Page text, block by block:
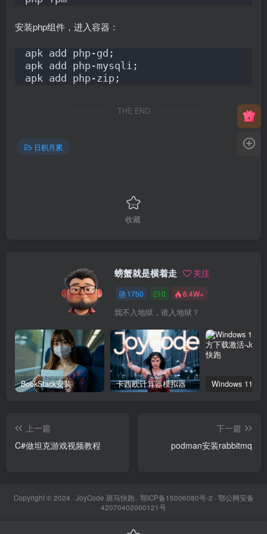
安装php组件，进入容器：
apk add php-gd;
apk add php-mysqli;
apk add php-zip;
THE END
日积月累
收藏
螃蟹就是横着走 关注
1750 0 6.4W+
我不入地狱，谁入地狱？
BookStack安装 卡西欧计算器模拟器
上一篇
C#做坦克游戏视频教程
下一篇
podman安装rabbitmq
Copyright © 2024 · JoyCode 斑马快跑· 鄂ICP备15006080号-2 · 鄂公网安备
42070402000121号